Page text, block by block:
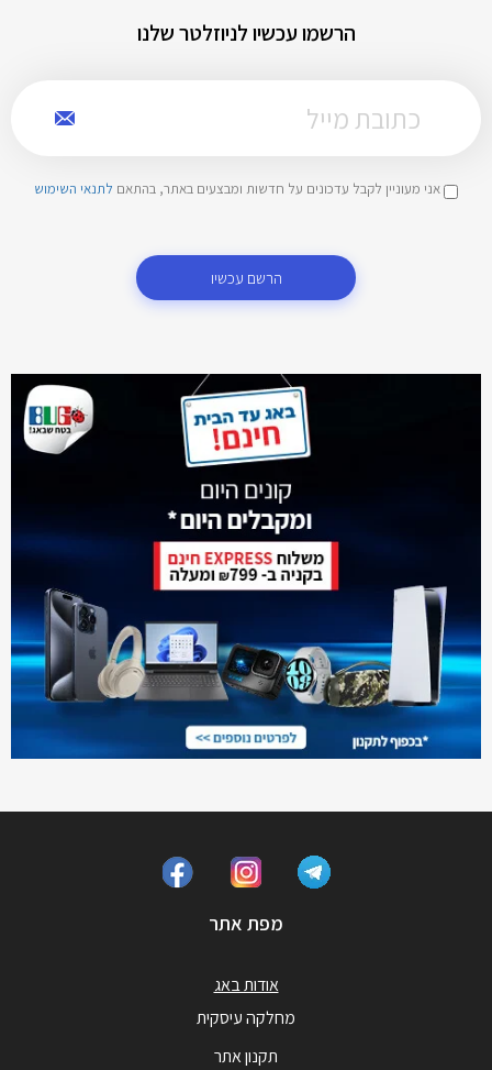
הרשמו עכשיו לניוזלטר שלנו
אני מעוניין לקבל עדכונים על חדשות ומבצעים באתר, בהתאם לתנאי השימוש
הרשם עכשיו
מפת אתר
אודות באג
מחלקה עיסקית
תקנון אתר